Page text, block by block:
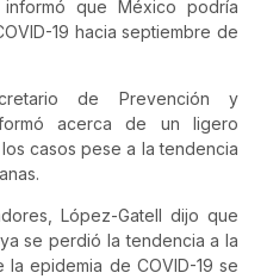
informó que México podría
19 hacia septiembre de
de Prevención y
acerca de un ligero
casos pese a la tendencia
López-Gatell dijo que
se perdió la tendencia a la
epidemia de COVID-19 se